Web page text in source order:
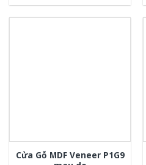
Cửa Gỗ MDF Veneer P1G9